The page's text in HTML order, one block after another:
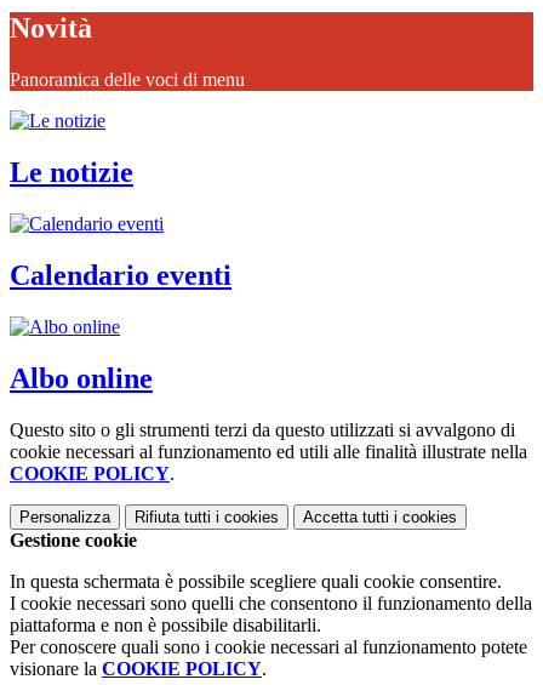
Novità
Panoramica delle voci di menu
Le notizie
Calendario eventi
Albo online
Questo sito o gli strumenti terzi da questo utilizzati si avvalgono di
cookie necessari al funzionamento ed utili alle finalità illustrate nella
COOKIE POLICY.
Personalizza Rifiuta tutti i cookies Accetta tutti i cookies
Gestione cookie
In questa schermata è possibile scegliere quali cookie consentire.
I cookie necessari sono quelli che consentono il funzionamento della
piattaforma e non è possibile disabilitarli.
Per conoscere quali sono i cookie necessari al funzionamento potete
visionare la COOKIE POLICY.